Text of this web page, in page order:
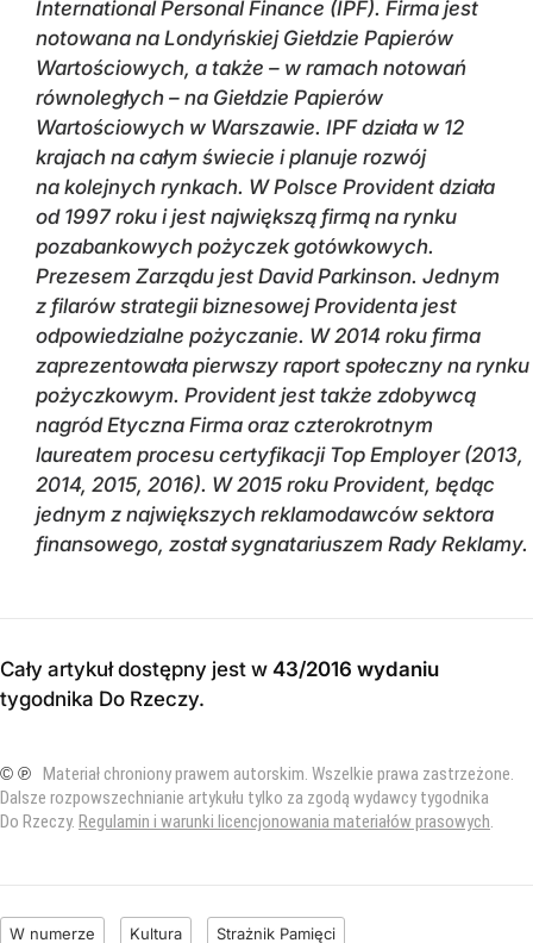
International Personal Finance (IPF). Firma jest
notowana na Londyńskiej Giełdzie Papierów
Wartościowych, a także – w ramach notowań
równoległych – na Giełdzie Papierów
Wartościowych w Warszawie. IPF działa w 12
krajach na całym świecie i planuje rozwój
na kolejnych rynkach. W Polsce Provident działa
od 1997 roku i jest największą firmą na rynku
pozabankowych pożyczek gotówkowych.
Prezesem Zarządu jest David Parkinson. Jednym
z filarów strategii biznesowej Providenta jest
odpowiedzialne pożyczanie. W 2014 roku firma
zaprezentowała pierwszy raport społeczny na rynku
pożyczkowym. Provident jest także zdobywcą
nagród Etyczna Firma oraz czterokrotnym
laureatem procesu certyfikacji Top Employer (2013,
2014, 2015, 2016). W 2015 roku Provident, będąc
jednym z największych reklamodawców sektora
finansowego, został sygnatariuszem Rady Reklamy.
Cały artykuł dostępny jest w 43/2016 wydaniu
tygodnika Do Rzeczy.
© ℗ Materiał chroniony prawem autorskim. Wszelkie prawa zastrzeżone.
Dalsze rozpowszechnianie artykułu tylko za zgodą wydawcy tygodnika
Do Rzeczy. Regulamin i warunki licencjonowania materiałów prasowych.
W numerze Kultura Strażnik Pamięci